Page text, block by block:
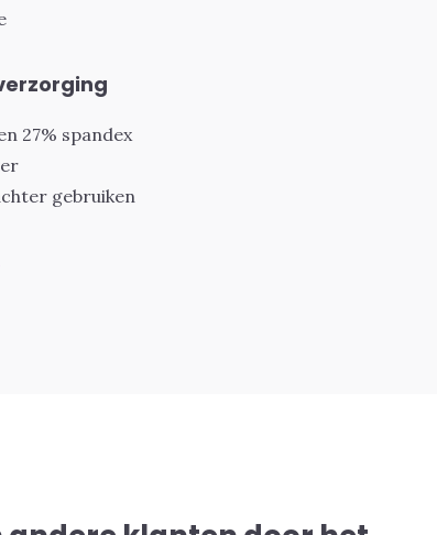
27% spandex
gebruiken